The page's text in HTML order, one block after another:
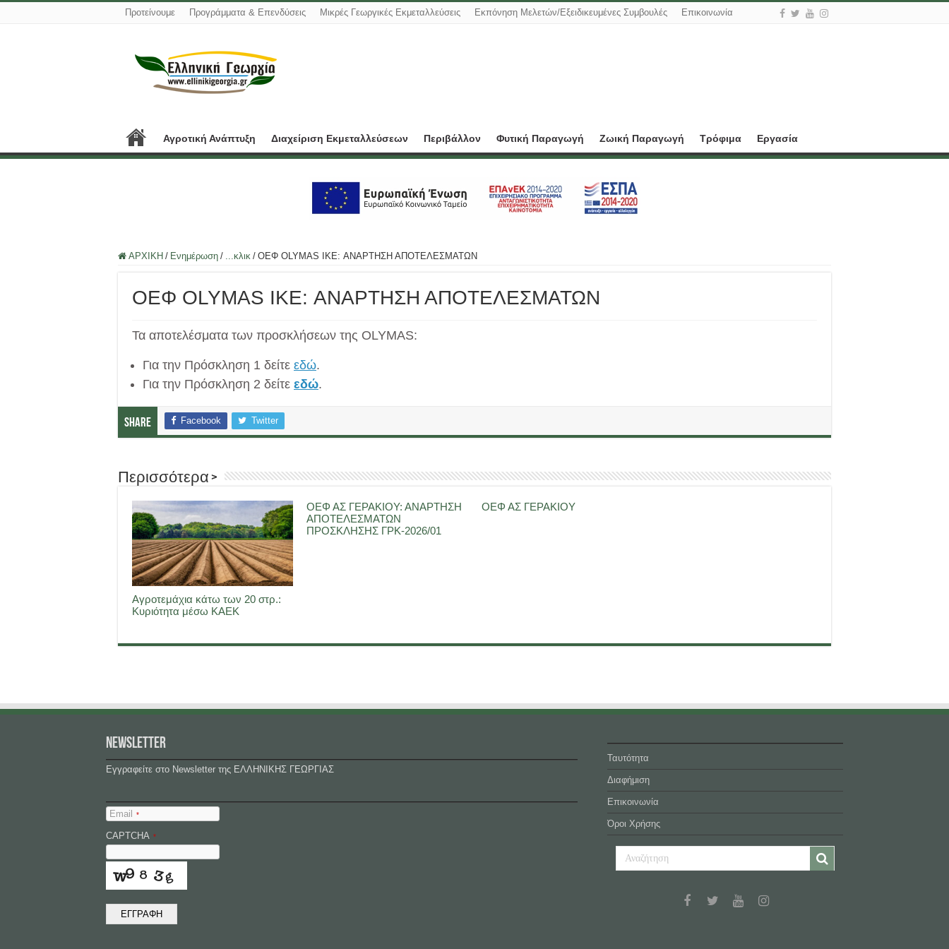
Προτείνουμε Προγράμματα & Επενδύσεις Μικρές Γεωργικές Εκμεταλλεύσεις Εκπόνηση Μελετών/Εξειδικευμένες Συμβουλές Επικοινωνία
Αγροτική Ανάπτυξη Διαχείριση Εκμεταλλεύσεων Περιβάλλον Φυτική Παραγωγή Ζωική Παραγωγή Τρόφιμα Εργασία
ΑΡΧΙΚΗ / Ενημέρωση / ...κλικ / ΟΕΦ OLYMAS IKE: ΑΝΑΡΤΗΣΗ ΑΠΟΤΕΛΕΣΜΑΤΩΝ
ΟΕΦ OLYMAS IKE: ΑΝΑΡΤΗΣΗ ΑΠΟΤΕΛΕΣΜΑΤΩΝ
Τα αποτελέσματα των προσκλήσεων της OLYMAS:
Για την Πρόσκληση 1 δείτε εδώ.
Για την Πρόσκληση 2 δείτε εδώ.
Share Facebook Twitter
Περισσότερα >
Αγροτεμάχια κάτω των 20 στρ.:
Κυριότητα μέσω ΚΑΕΚ
ΟΕΦ ΑΣ ΓΕΡΑΚΙΟΥ: ΑΝΑΡΤΗΣΗ
ΑΠΟΤΕΛΕΣΜΑΤΩΝ
ΠΡΟΣΚΛΗΣΗΣ ΓΡΚ-2026/01
ΟΕΦ ΑΣ ΓΕΡΑΚΙΟΥ
NEWSLETTER
Εγγραφείτε στο Newsletter της ΕΛΛΗΝΙΚΗΣ ΓΕΩΡΓΙΑΣ
Email *
CAPTCHA *
ΕΓΓΡΑΦΗ
Ταυτότητα
Διαφήμιση
Επικοινωνία
Όροι Χρήσης